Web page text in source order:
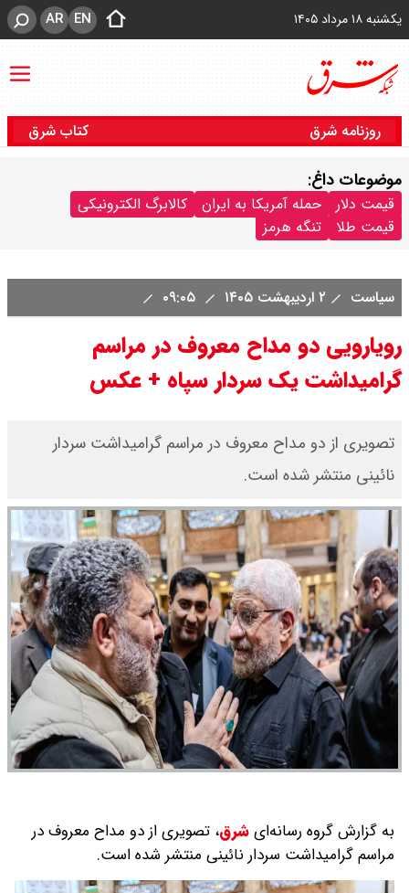
یکشنبه ۱۸ مرداد ۱۴۰۵ EN
AR
روزنامه شرق کتاب شرق
موضوعات داغ:
قیمت دلار حمله آمریکا به ایران
کالابرگ الکترونیکی
قیمت طلا
تنگه هرمز
سیاست ۲ اردیبهشت ۱۴۰۵
رویارویی دو مداح معروف در مراسم
گرامیداشت یک سردار سپاه + عکس
تصویری از دو مداح معروف در مراسم گرامیداشت سردار
نائینی منتشر شده است.
به گزارش گروه رسانه‌ایشرق، تصویری از دو مداح معروف در
مراسم گرامیداشت سردار نائینی منتشر شده است.